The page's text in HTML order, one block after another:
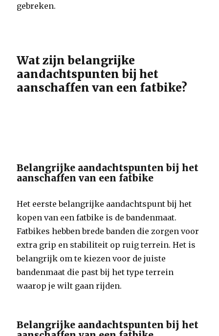
gebreken.
Wat zijn belangrijke
aandachtspunten bij het
aanschaffen van een fatbike?
Belangrijke aandachtspunten bij het
aanschaffen van een fatbike
Het eerste belangrijke aandachtspunt bij het
kopen van een fatbike is de bandenmaat.
Fatbikes hebben brede banden die zorgen voor
extra grip en stabiliteit op ruig terrein. Het is
belangrijk om te kiezen voor de juiste
bandenmaat die past bij het type terrein
waarop je wilt gaan rijden.
Belangrijke aandachtspunten bij het